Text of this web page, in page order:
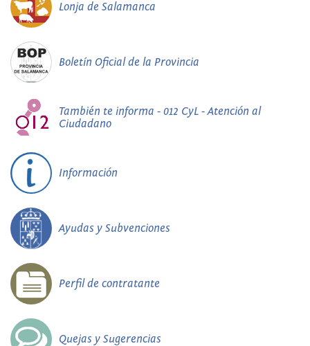
Lonja de Salamanca
Boletín Oficial de la Provincia
También te informa - 012 CyL - Atención al
Ciudadano
Información
Ayudas y Subvenciones
Perfil de contratante
Quejas y Sugerencias